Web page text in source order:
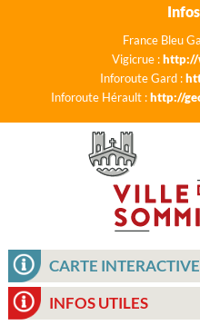
France Bleu
Vigicrue :http://
Inforoute Gard :
Inforoute Hérault :http://
CARTE INTERACTIVE
INFOS UTILES